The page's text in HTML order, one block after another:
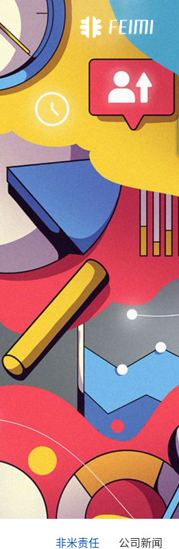
非米责任 公司新闻